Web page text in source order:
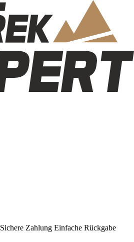
Sichere Zahlung Einfache Rückgabe